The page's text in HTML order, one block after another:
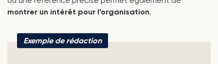
montrer un intérêt pour l’organisation.
Exemple de rédaction